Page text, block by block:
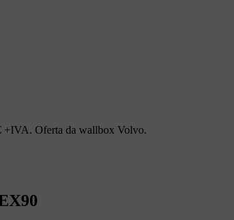
+IVA. Oferta da wallbox Volvo.